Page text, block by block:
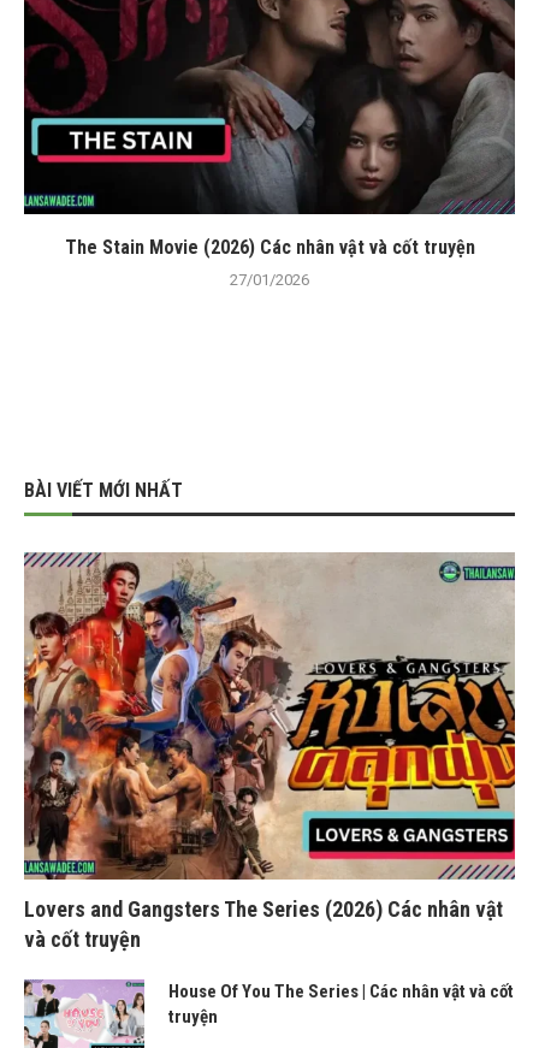
The Stain Movie (2026) Các nhân vật và cốt truyện
27/01/2026
BÀI VIẾT MỚI NHẤT
Lovers and Gangsters The Series (2026) Các nhân vật
và cốt truyện
House Of You The Series | Các nhân vật và cốt
truyện